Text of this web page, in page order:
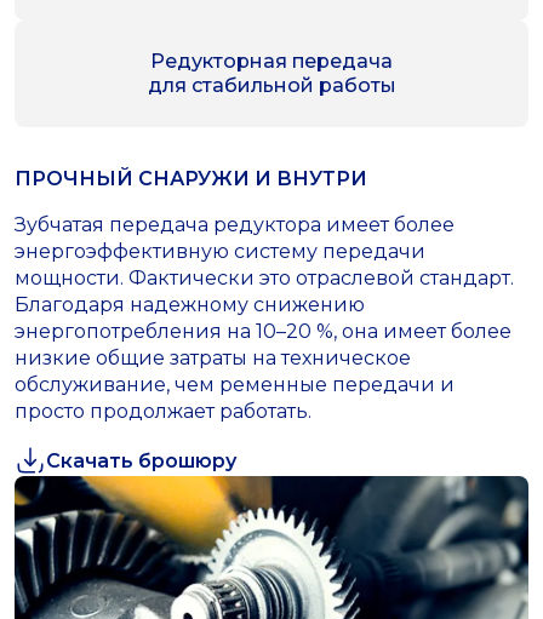
Редукторная передача
для стабильной работы
ПРОЧНЫЙ СНАРУЖИ И ВНУТРИ
Зубчатая передача редуктора имеет более
энергоэффективную систему передачи
мощности. Фактически это отраслевой стандарт.
Благодаря надежному снижению
энергопотребления на 10–20 %, она имеет более
низкие общие затраты на техническое
обслуживание, чем ременные передачи и
просто продолжает работать.
Скачать брошюру